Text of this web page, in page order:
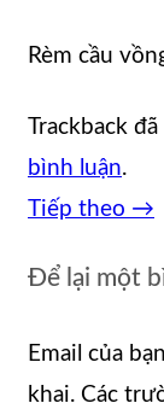
Rèm cầu
Trackback
bình luận.
Tiếp theo →
Để lại một
Email của
khai. Các